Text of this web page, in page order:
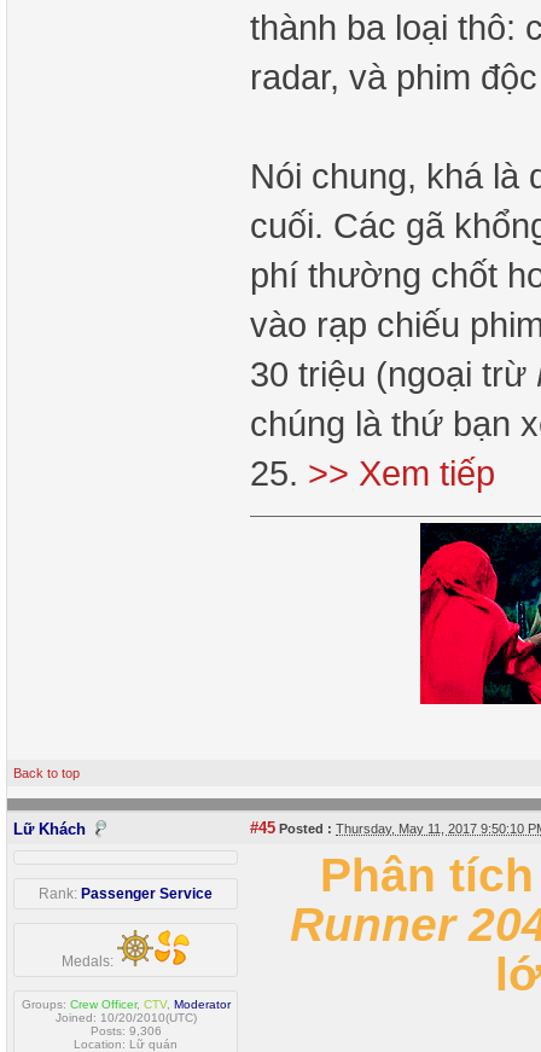
thành ba loại thô:
radar, và phim
Nói chung, khá là
cuối. Các gã
phí thường chốt
vào rạp chiếu
30 triệu (ngoại trừ
chúng là thứ bạn
25. >> Xem tiếp
Back to top
Lữ Khách #45 Posted : Thursday, May 11, 2017 9:50:10
Rank: Passenger Service
Medals:
Groups: Crew Officer, CTV, Moderator
Joined: 10/20/2010(UTC)
Posts: 9,306
Location: Lữ quán
Phân
Runner